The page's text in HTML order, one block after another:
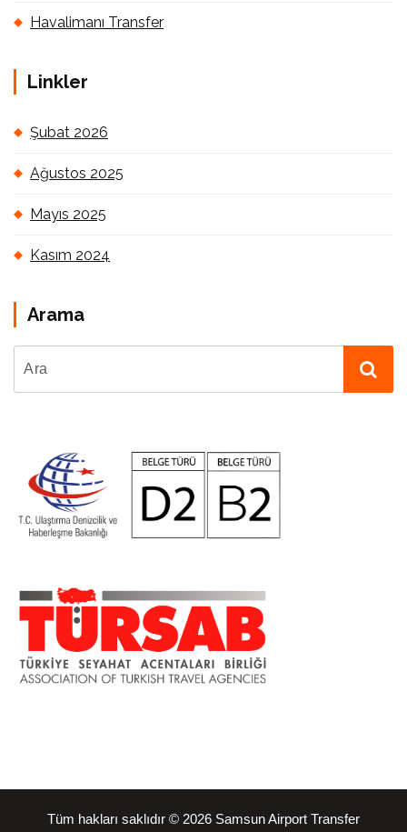
Havalimanı Transfer
Linkler
Şubat 2026
Ağustos 2025
Mayıs 2025
Kasım 2024
Arama
Tüm hakları saklıdır © 2026 Samsun Airport Transfer